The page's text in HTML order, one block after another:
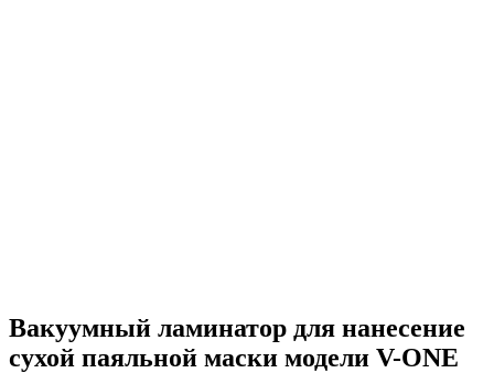
Вакуумный ламинатор для нанесение
сухой паяльной маски модели V-ONE